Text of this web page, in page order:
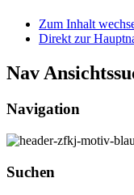
Zum Inhalt
Direkt zur
Nav
Navigation
Suchen